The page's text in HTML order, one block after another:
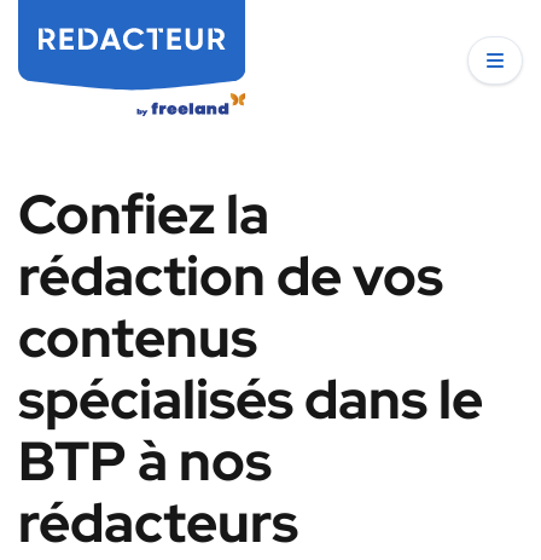
Confiez la
rédaction de vos
contenus
spécialisés dans le
BTP à nos
rédacteurs